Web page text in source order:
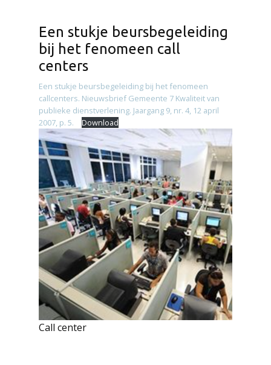
Een stukje beursbegeleiding
bij het fenomeen call
centers
Een stukje beursbegeleiding bij het fenomeen
callcenters. Nieuwsbrief Gemeente 7 Kwaliteit van
publieke dienstverlening. Jaargang 9, nr. 4, 12 april
2007, p. 5.
Download
Call center